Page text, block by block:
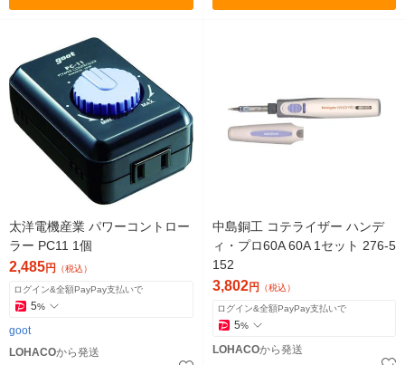
太洋電機産業 パワーコントロー
ラー PC11 1個
2,485円 （税込）
ログイン&全額PayPay支払いで
5%
goot
LOHACOから発送
中島銅工 コテライザー ハンデ
ィ・プロ60A 60A 1セット 276-5
152
3,802円 （税込）
ログイン&全額PayPay支払いで
5%
LOHACOから発送